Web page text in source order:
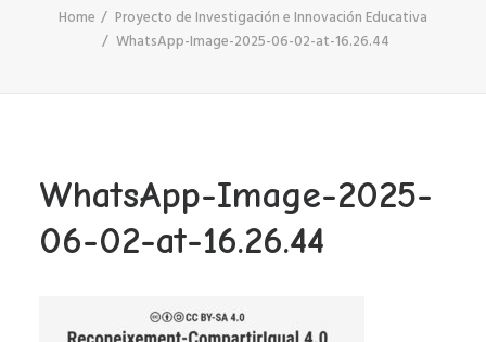
VIRGEN DE CORTES
LODP
Home
Proyecto de Investigación e Innovación Educativa
WhatsApp-Image-2025-06-02-at-16.26.44
WhatsApp-Image-2025-
06-02-at-16.26.44